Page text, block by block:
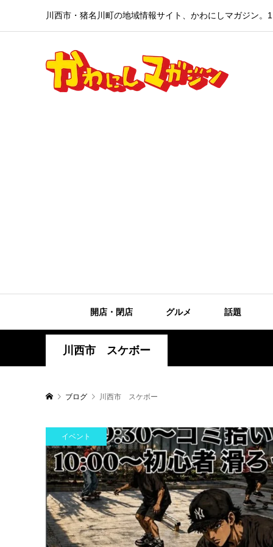
川西市・猪名川町の地域情報サイト、かわにしマガジン。
開店・閉店 グルメ 話題
川西市 スケボー
ブログ 川西市 スケボー
イベント